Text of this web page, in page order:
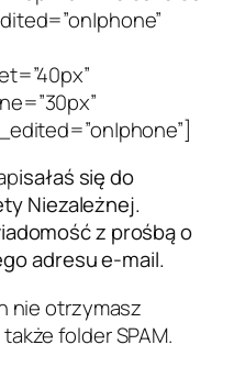
isałaś się do
Niezależnej.
z prośbą o
adresu e-mail.
nie otrzymasz
folder SPAM.